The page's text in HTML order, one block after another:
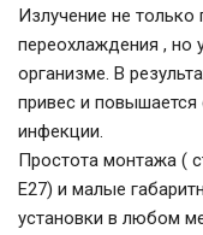
Излучение не
переохлаждения , но
организме. В
привес и повышается
инфекции.
Простота монтажа (
Е27) и малые
установки в любом